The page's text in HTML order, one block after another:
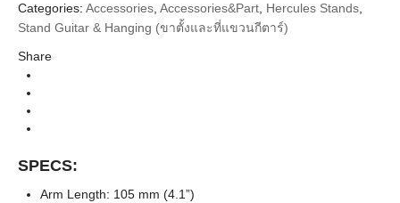
Brands Hercules Stands
Categories: Accessories, Accessories&Part, Hercules Stands,
Stand Guitar & Hanging (ขาตั้งและที่แขวนกีตาร์)
Share
SPECS:
Arm Length: 105 mm (4.1”)